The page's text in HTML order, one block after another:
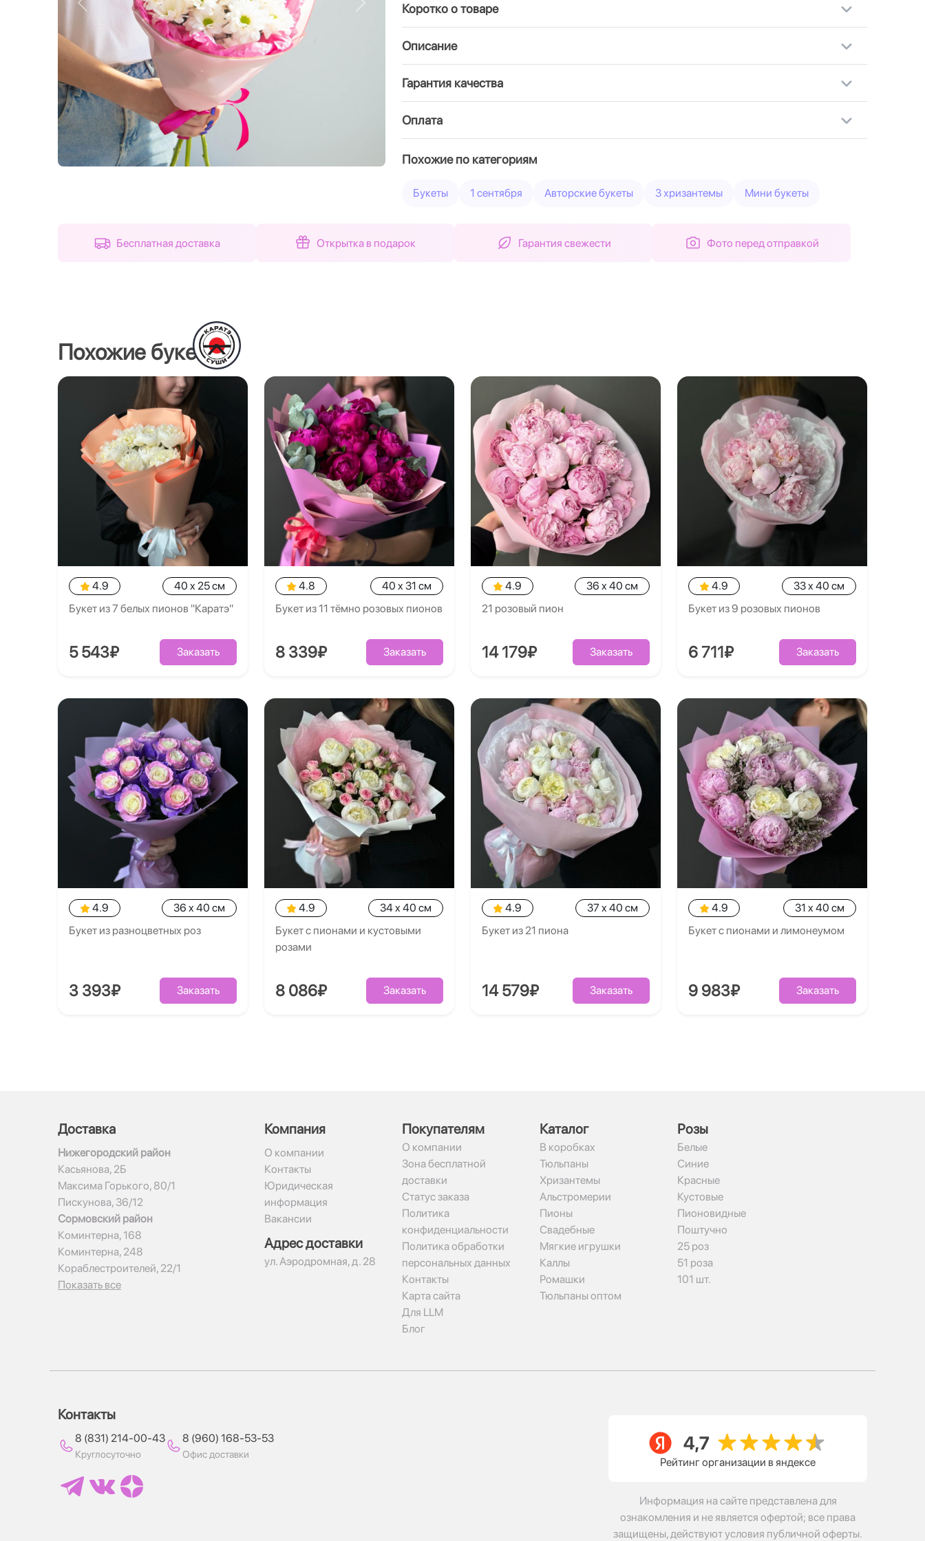
Назад Вперед Коротко о товаре
Описание
Гарантия качества
Оплата
Похожие по категориям
Букеты 1 сентября Авторские букеты 3 хризантемы Мини букеты
Бесплатная доставка Открытка в подарок Гарантия свежести Фото перед отправкой
Похожие букеты
4.9
40 x 25 см
Букет из 7 белых пионов "Каратэ"
5 543₽ Заказать
4.8
40 x 31 см
Букет из 11 тёмно розовых пионов
8 339₽ Заказать
4.9
36 x 40 см
21 розовый пион
14 179₽ Заказать
4.9
33 x 40 см
Букет из 9 розовых пионов
6 711₽ Заказать
4.9
36 x 40 см
Букет из разноцветных роз
3 393₽ Заказать
4.9
34 x 40 см
Букет с пионами и кустовыми
розами
8 086₽ Заказать
4.9
37 x 40 см
Букет из 21 пиона
14 579₽ Заказать
4.9
31 x 40 см
Букет с пионами и лимонеумом
9 983₽ Заказать
Доставка
Нижегородский район
Касьянова, 2Б
Максима Горького, 80/1
Пискунова, 36/12
Сормовский район
Коминтерна, 168
Коминтерна, 248
Кораблестроителей, 22/1
Показать все
Компания
О компании
Контакты
Юридическая
информация
Вакансии
Адрес доставки
ул. Аэродромная, д. 28
Покупателям
О компании
Зона бесплатной
доставки
Статус заказа
Политика
конфиденциальности
Политика обработки
персональных данных
Контакты
Карта сайта
Для LLM
Блог
Каталог
В коробках
Тюльпаны
Хризантемы
Альстромерии
Пионы
Свадебные
Мягкие игрушки
Каллы
Ромашки
Тюльпаны оптом
Рoзы
Белые
Синие
Красные
Кустовые
Пионовидные
Поштучно
25 роз
51 роза
101 шт.
Контакты
8 (831) 214-00-43
Круглосуточно
8 (960) 168-53-53
Офис доставки
Рейтинг организации в яндексе
Информация на сайте представлена для
ознакомления и не является офертой; все права
защищены, действуют условия публичной оферты.